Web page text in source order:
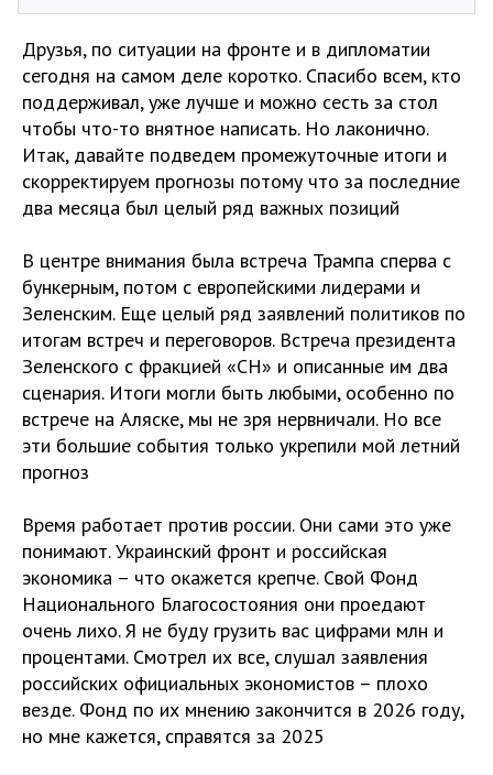
Друзья, по ситуации на фронте и в дипломатии
сегодня на самом деле коротко. Спасибо всем, кто
поддерживал, уже лучше и можно сесть за стол
чтобы что-то внятное написать. Но лаконично.
Итак, давайте подведем промежуточные итоги и
скорректируем прогнозы потому что за последние
два месяца был целый ряд важных позиций
В центре внимания была встреча Трампа сперва с
бункерным, потом с европейскими лидерами и
Зеленским. Еще целый ряд заявлений политиков по
итогам встреч и переговоров. Встреча президента
Зеленского с фракцией «СН» и описанные им два
сценария. Итоги могли быть любыми, особенно по
встрече на Аляске, мы не зря нервничали. Но все
эти большие события только укрепили мой летний
прогноз
Время работает против россии. Они сами это уже
понимают. Украинский фронт и российская
экономика – что окажется крепче. Свой Фонд
Национального Благосостояния они проедают
очень лихо. Я не буду грузить вас цифрами млн и
процентами. Смотрел их все, слушал заявления
российских официальных экономистов – плохо
везде. Фонд по их мнению закончится в 2026 году,
но мне кажется, справятся за 2025